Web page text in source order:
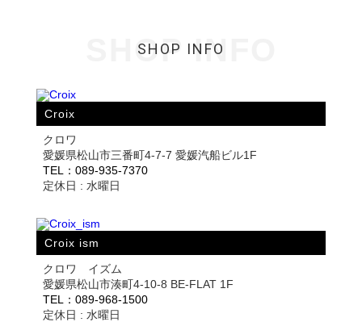
SHOP INFO
SHOP INFO
Croix
クロワ
愛媛県松山市三番町4-7-7 愛媛汽船ビル1F
TEL：089-935-7370
定休日 : 水曜日
Croix ism
クロワ イズム
愛媛県松山市湊町4-10-8 BE-FLAT 1F
TEL：089-968-1500
定休日 : 水曜日